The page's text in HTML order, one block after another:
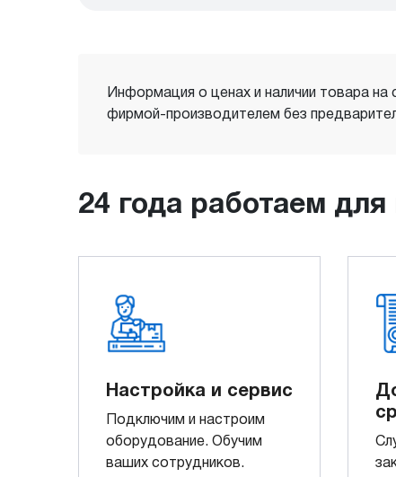
Информация о ценах и наличии товара на
фирмой-производителем без
24 года работаем для
Настройка и сервис
Подключим и настроим
оборудование. Обучим
ваших сотрудников.